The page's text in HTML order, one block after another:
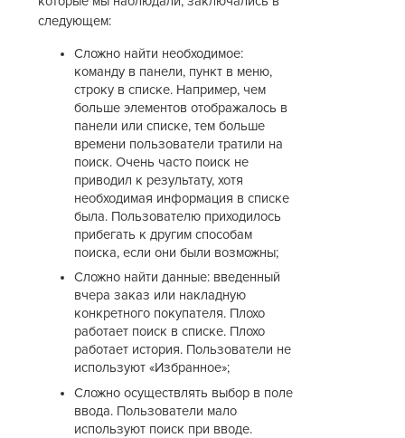
следующем:
Сложно найти необходимое:
команду в панели, пункт в меню,
строку в списке. Например, чем
больше элементов отображалось в
панели или списке, тем больше
времени пользователи тратили на
поиск. Очень часто поиск не
приводил к результату, хотя
необходимая информация в списке
была. Пользователю приходилось
прибегать к другим способам
поиска, если они были возможны;
Сложно найти данные: введенный
вчера заказ или накладную
конкретного покупателя. Плохо
работает поиск в списке. Плохо
работает история. Пользователи не
используют «Избранное»;
Сложно осуществлять выбор в поле
ввода. Пользователи мало
используют поиск при вводе.